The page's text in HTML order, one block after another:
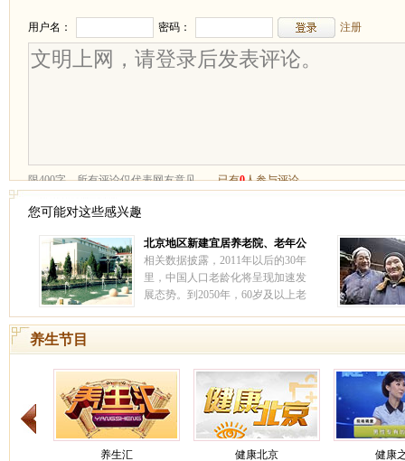
您可能对这些感兴趣
北京地区新建宜居养老院、老年公
寓 ——北京汇晨老年公寓北苑分院
相关数据披露，2011年以后的30年
里，中国人口老龄化将呈现加速发
展态势。到2050年，60岁及以上老
入深度老龄化阶段。[详情]
养生节目
养生汇 健康北京 健康